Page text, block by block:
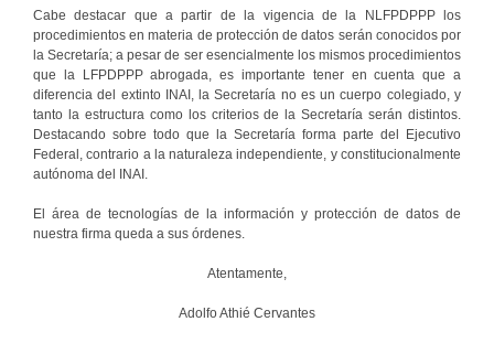
Cabe destacar que a partir de la vigencia de la NLFPDPPP los
procedimientos en materia de protección de datos serán conocidos por
la Secretaría; a pesar de ser esencialmente los mismos procedimientos
que la LFPDPPP abrogada, es importante tener en cuenta que a
diferencia del extinto INAI, la Secretaría no es un cuerpo colegiado, y
tanto la estructura como los criterios de la Secretaría serán distintos.
Destacando sobre todo que la Secretaría forma parte del Ejecutivo
Federal, contrario a la naturaleza independiente, y constitucionalmente
autónoma del INAI.
El área de tecnologías de la información y protección de datos de
nuestra firma queda a sus órdenes.
Atentamente,
Adolfo Athié Cervantes